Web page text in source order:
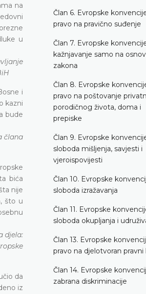
na
u
i
kazni
bude
člana
bića
nije
što u
djela:
da
iz
Član 6. Evropske
pravo na pravično suđenje
Član 7. Evropske
kažnjavanje samo na
zakona
Član 8. Evropske
pravo na poštovanje
porodičnog života, doma i
prepiske
Član 9. Evropske
sloboda mišljenja, savjesti i
vjeroispovijesti
Član 10. Evropske
sloboda izražavanja
Član 11. Evropske
sloboda okupljanja i
Član 13. Evropske
pravo na djelotvoran pravni
Član 14. Evropske
zabrana diskriminacije